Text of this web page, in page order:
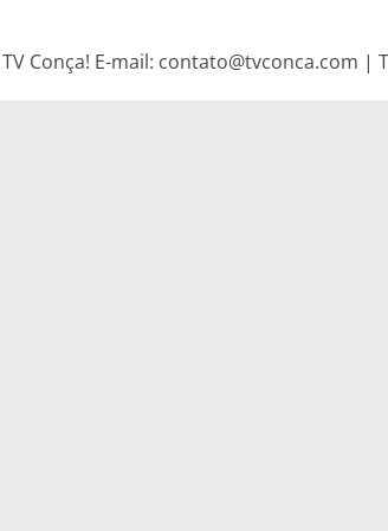
Conça! E-mail: contato@tvconca.com |